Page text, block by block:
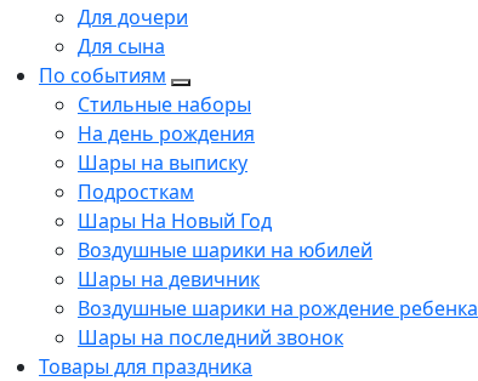
Для дочери
Для сына
По событиям
Стильные наборы
На день рождения
Шары на выписку
Подросткам
Шары На Новый Год
Воздушные шарики на юбилей
Шары на девичник
Воздушные шарики на рождение ребенка
Шары на последний звонок
Товары для праздника